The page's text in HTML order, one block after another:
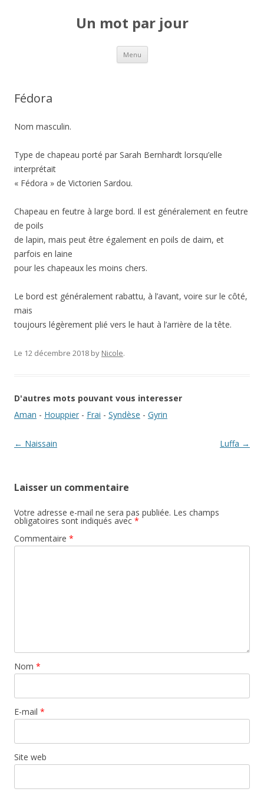
Un mot par jour
Menu Aller au contenu principal
Fédora
Nom masculin.
Type de chapeau porté par Sarah Bernhardt lorsqu’elle
interprétait
« Fédora » de Victorien Sardou.
Chapeau en feutre à large bord. Il est généralement en feutre
de poils
de lapin, mais peut être également en poils de daim, et
parfois en laine
pour les chapeaux les moins chers.
Le bord est généralement rabattu, à l’avant, voire sur le côté,
mais
toujours légèrement plié vers le haut à l’arrière de la tête.
Le 12 décembre 2018 by Nicole.
D'autres mots pouvant vous interesser
Aman - Houppier - Frai - Syndèse - Gyrin
Navigation des articles
← Naissain Luffa →
Laisser un commentaire
Votre adresse e-mail ne sera pas publiée. Les champs
obligatoires sont indiqués avec *
Commentaire *
Nom *
E-mail *
Site web